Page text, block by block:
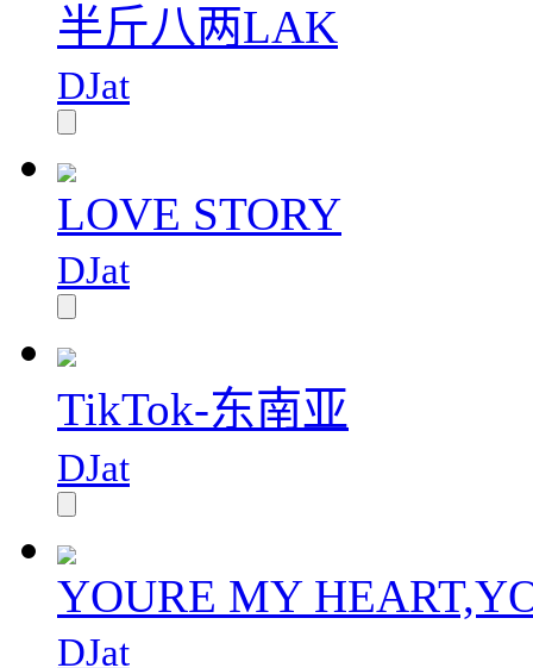
半斤八两LAK
DJat
LOVE STORY
DJat
TikTok-东南亚
DJat
YOURE MY
DJat